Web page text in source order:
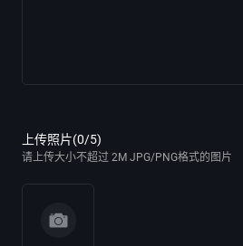
上传照片(0/5)
请上传大小不超过 2M JPG/PNG格式的图片